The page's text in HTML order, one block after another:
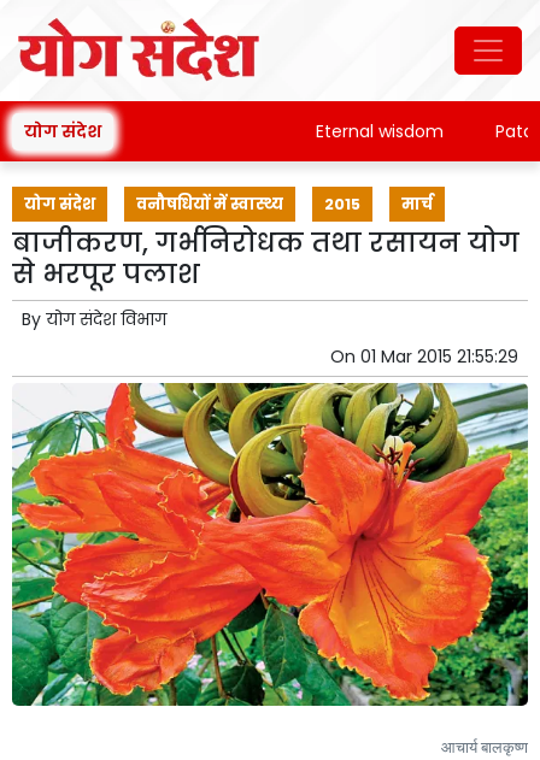
योग संदेश Eternal wisdom
योग संदेश वनौषधियों में स्वास्थ्य 2015 मार्च
बाजीकरण, गर्भनिरोधक तथा रसायन योग
से भरपूर पलाश
By योग संदेश विभाग
On 01 Mar 2015 21:55:29
आचार्यबालकृष्ण